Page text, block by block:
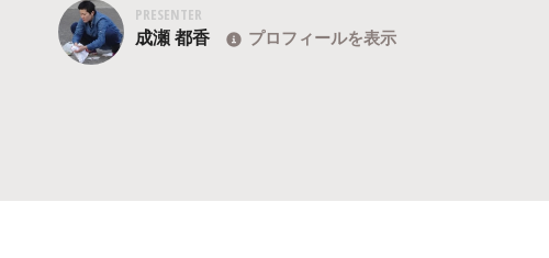
PRESENTER
成瀬 都香 プロフィールを表示